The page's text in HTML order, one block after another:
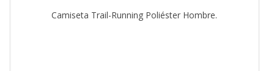
Camiseta Trail-Running Poliéster Hombre.